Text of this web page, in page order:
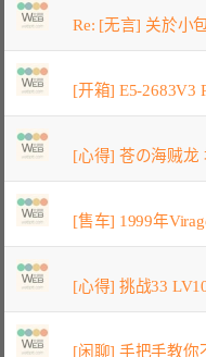
Re: [无言] 关於小
[开箱] E5-2683V3
[心得] 苍の海贼龙
[售车] 1999年
[心得] 挑战33
[闲聊] 手把手教你